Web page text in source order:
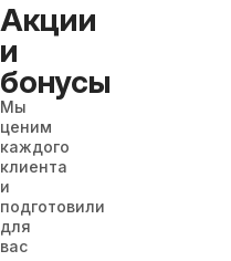
Акции
и
бонусы
Мы
ценим
каждого
клиента
и
подготовили
для
вас